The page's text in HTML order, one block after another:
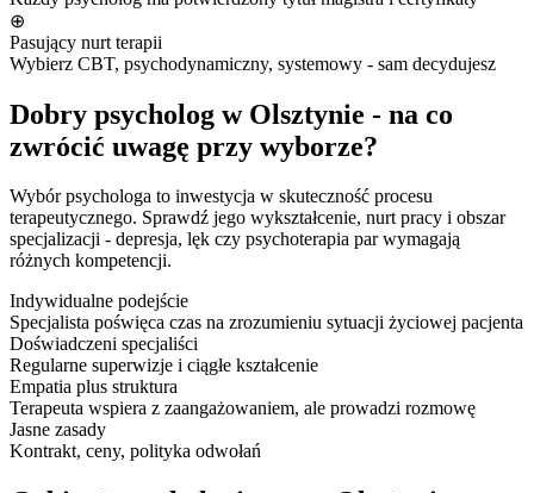
⊕
Pasujący nurt terapii
Wybierz CBT, psychodynamiczny, systemowy - sam decydujesz
Dobry psycholog w Olsztynie - na co
zwrócić uwagę przy wyborze?
Wybór psychologa to inwestycja w skuteczność procesu
terapeutycznego. Sprawdź jego wykształcenie, nurt pracy i obszar
specjalizacji - depresja, lęk czy psychoterapia par wymagają
różnych kompetencji.
Indywidualne podejście
Specjalista poświęca czas na zrozumieniu sytuacji życiowej pacjenta
Doświadczeni specjaliści
Regularne superwizje i ciągłe kształcenie
Empatia plus struktura
Terapeuta wspiera z zaangażowaniem, ale prowadzi rozmowę
Jasne zasady
Kontrakt, ceny, polityka odwołań